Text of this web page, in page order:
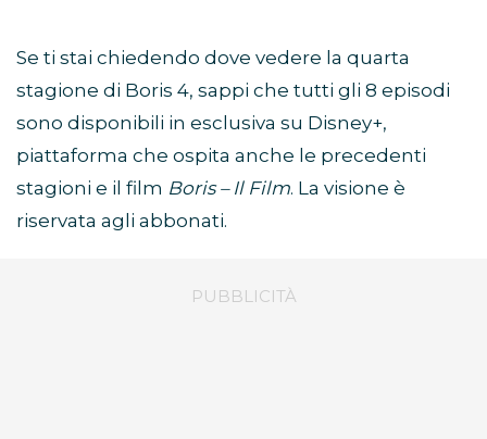
Se ti stai chiedendo dove vedere la quarta
stagione di Boris 4, sappi che tutti gli 8 episodi
sono disponibili in esclusiva su Disney+,
piattaforma che ospita anche le precedenti
stagioni e il film Boris – Il Film. La visione è
riservata agli abbonati.